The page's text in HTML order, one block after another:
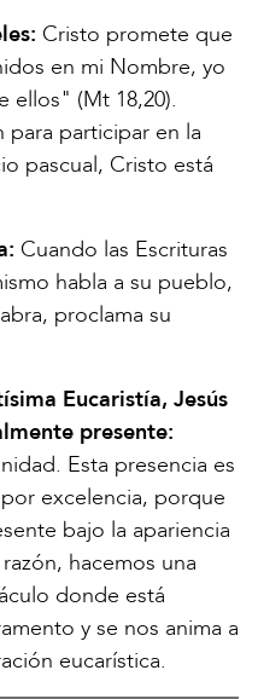
Cristo promete que
en mi Nombre, yo
ellos" (Mt 18,20).
para participar en la
pascual, Cristo está
Cuando las Escrituras
habla a su pueblo,
proclama su
Eucaristía, Jesús
presente:
Esta presencia es
excelencia, porque
bajo la apariencia
hacemos una
donde está
y se nos anima a
eucarística.